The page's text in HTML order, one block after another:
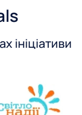
ініціативи